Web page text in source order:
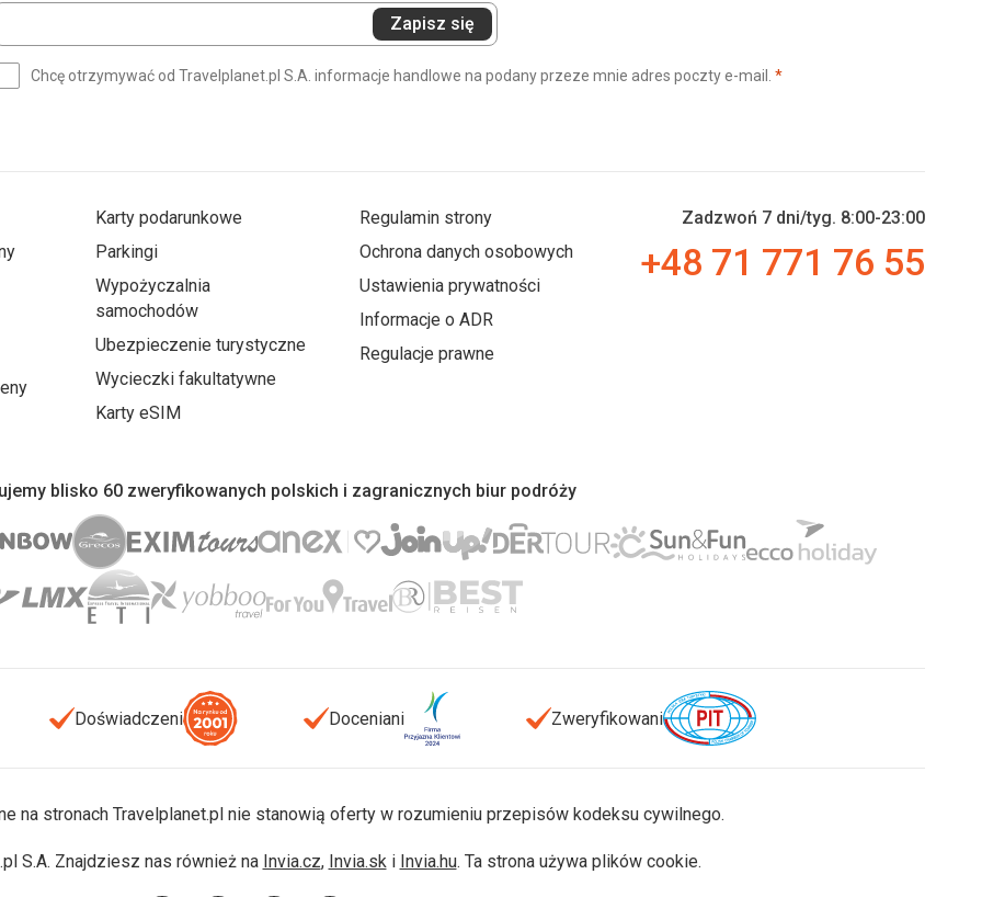
Zapisz się
Chcę otrzymywać od Travelplanet.pl S.A. informacje handlowe na podany przeze mnie adres poczty e-mail. *(wymagane)
Karty podarunkowe
Parkingi
Wypożyczalnia
samochodów
Ubezpieczenie turystyczne
Wycieczki fakultatywne
Karty eSIM
Regulamin strony
Ochrona danych osobowych
Ustawienia prywatności
Informacje o ADR
Regulacje prawne
Zadzwoń 7 dni/tyg. 8:00-23:00
+48 71 771 76 55
blisko 60 zweryfikowanych polskich i zagranicznych biur podróży
Doświadczeni Doceniani Zweryfikowani
na stronach Travelplanet.pl nie stanowią oferty w rozumieniu przepisów kodeksu cywilnego.
S.A. Znajdziesz nas również na Invia.cz, Invia.ski Invia.hu. Ta strona używa plików cookie.